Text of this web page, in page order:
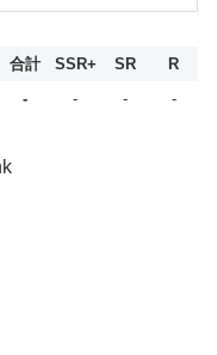
合計 SSR+ SR
R
- - - -